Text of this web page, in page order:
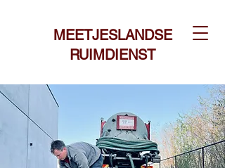
MEETJESLANDSE
RUIMDIENST